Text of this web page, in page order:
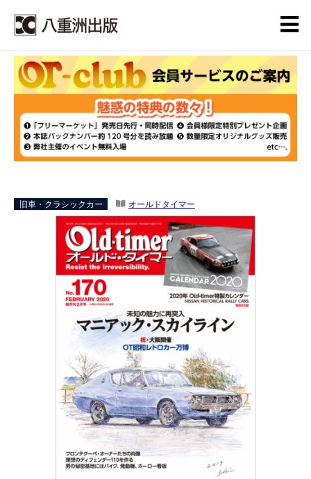
旧車・クラシックカー オールドタイマー